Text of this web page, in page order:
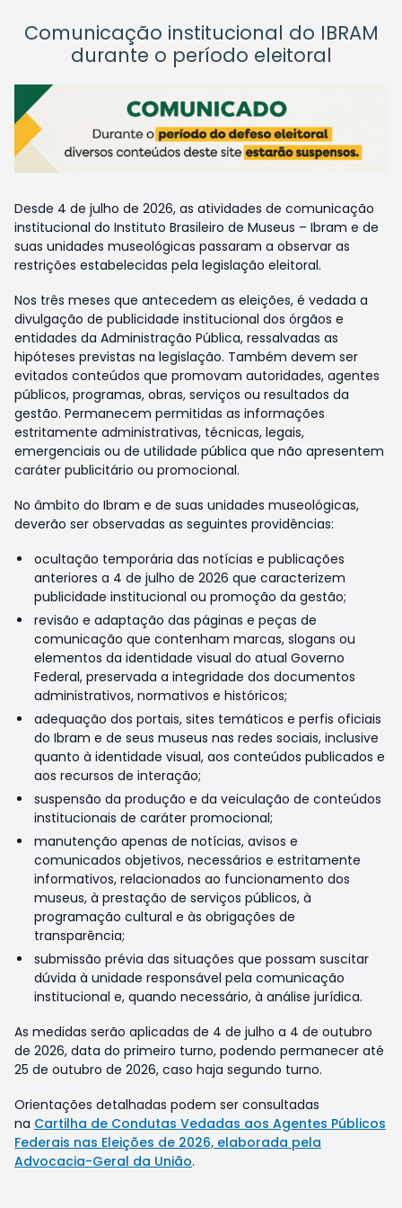
Comunicação institucional do IBRAM
durante o período eleitoral
Desde 4 de julho de 2026, as atividades de comunicação
institucional do Instituto Brasileiro de Museus – Ibram e de
suas unidades museológicas passaram a observar as
restrições estabelecidas pela legislação eleitoral.
Nos três meses que antecedem as eleições, é vedada a
divulgação de publicidade institucional dos órgãos e
entidades da Administração Pública, ressalvadas as
hipóteses previstas na legislação. Também devem ser
evitados conteúdos que promovam autoridades, agentes
públicos, programas, obras, serviços ou resultados da
gestão. Permanecem permitidas as informações
estritamente administrativas, técnicas, legais,
emergenciais ou de utilidade pública que não apresentem
caráter publicitário ou promocional.
No âmbito do Ibram e de suas unidades museológicas,
deverão ser observadas as seguintes providências:
ocultação temporária das notícias e publicações
anteriores a 4 de julho de 2026 que caracterizem
publicidade institucional ou promoção da gestão;
revisão e adaptação das páginas e peças de
comunicação que contenham marcas, slogans ou
elementos da identidade visual do atual Governo
Federal, preservada a integridade dos documentos
administrativos, normativos e históricos;
adequação dos portais, sites temáticos e perfis oficiais
do Ibram e de seus museus nas redes sociais, inclusive
quanto à identidade visual, aos conteúdos publicados e
aos recursos de interação;
suspensão da produção e da veiculação de conteúdos
institucionais de caráter promocional;
manutenção apenas de notícias, avisos e
comunicados objetivos, necessários e estritamente
informativos, relacionados ao funcionamento dos
museus, à prestação de serviços públicos, à
programação cultural e às obrigações de
transparência;
submissão prévia das situações que possam suscitar
dúvida à unidade responsável pela comunicação
institucional e, quando necessário, à análise jurídica.
As medidas serão aplicadas de 4 de julho a 4 de outubro
de 2026, data do primeiro turno, podendo permanecer até
25 de outubro de 2026, caso haja segundo turno.
Orientações detalhadas podem ser consultadas
na Cartilha de Condutas Vedadas aos Agentes Públicos
Federais nas Eleições de 2026, elaborada pela
Advocacia-Geral da União.